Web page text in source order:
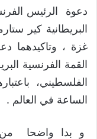
دعوة الرئيس
البريطانية كير
غزة ، وتاكيدهما
القمة الفرنسية
الفلسطيني،
الساعة في العالم .
و بدا واضحا